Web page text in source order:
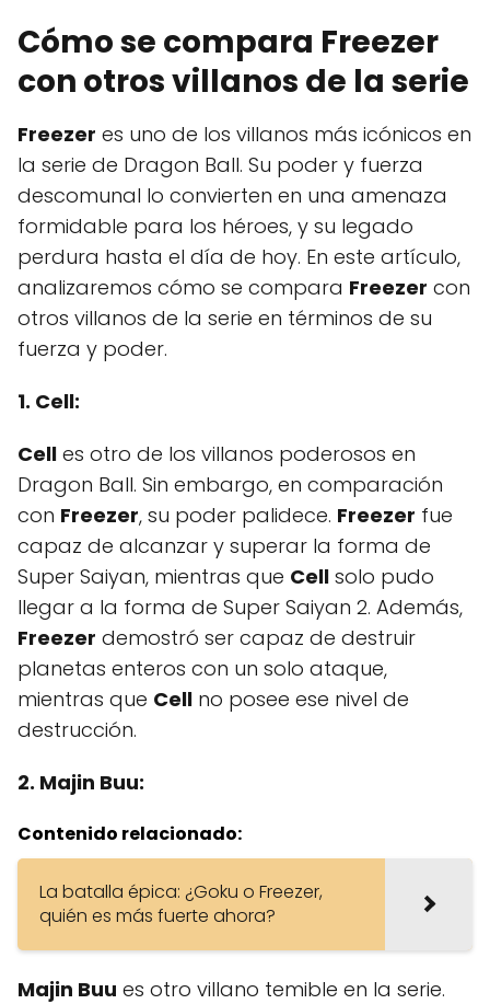
Cómo se compara Freezer
con otros villanos de la serie
Freezer es uno de los villanos más icónicos en
la serie de Dragon Ball. Su poder y fuerza
descomunal lo convierten en una amenaza
formidable para los héroes, y su legado
perdura hasta el día de hoy. En este artículo,
analizaremos cómo se compara Freezer con
otros villanos de la serie en términos de su
fuerza y poder.
1. Cell:
Cell es otro de los villanos poderosos en
Dragon Ball. Sin embargo, en comparación
con Freezer, su poder palidece. Freezer fue
capaz de alcanzar y superar la forma de
Super Saiyan, mientras que Cell solo pudo
llegar a la forma de Super Saiyan 2. Además,
Freezer demostró ser capaz de destruir
planetas enteros con un solo ataque,
mientras que Cell no posee ese nivel de
destrucción.
2. Majin Buu:
Contenido relacionado:
La batalla épica: ¿Goku o Freezer,
quién es más fuerte ahora?
Majin Buu es otro villano temible en la serie.